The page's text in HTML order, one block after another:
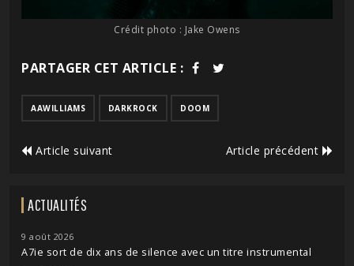
Crédit photo : Jake Owens
PARTAGER CET ARTICLE :
AAWILLIAMS DARKROCK DOOM
Article suivant Article précédent
ACTUALITÉS
9 août 2026
A7ie sort de dix ans de silence avec un titre instrumental